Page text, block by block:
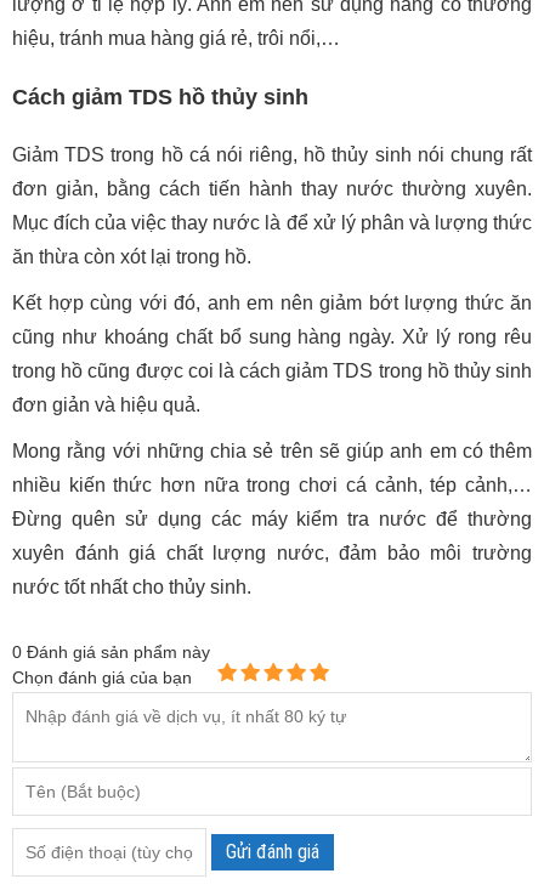
lượng ở tỉ lệ hợp lý. Anh em nên sử dụng hàng có thương
hiệu, tránh mua hàng giá rẻ, trôi nổi,…
Cách giảm TDS hồ thủy sinh
Giảm TDS trong hồ cá nói riêng, hồ thủy sinh nói chung rất
đơn giản, bằng cách tiến hành thay nước thường xuyên.
Mục đích của việc thay nước là để xử lý phân và lượng thức
ăn thừa còn xót lại trong hồ.
Kết hợp cùng với đó, anh em nên giảm bớt lượng thức ăn
cũng như khoáng chất bổ sung hàng ngày. Xử lý rong rêu
trong hồ cũng được coi là cách giảm TDS trong hồ thủy sinh
đơn giản và hiệu quả.
Mong rằng với những chia sẻ trên sẽ giúp anh em có thêm
nhiều kiến thức hơn nữa trong chơi cá cảnh, tép cảnh,…
Đừng quên sử dụng các máy kiểm tra nước để thường
xuyên đánh giá chất lượng nước, đảm bảo môi trường
nước tốt nhất cho thủy sinh.
0 Đánh giá sản phẩm này
Chọn đánh giá của bạn
Gửi đánh giá